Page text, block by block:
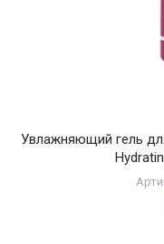
Увлажняющий гель